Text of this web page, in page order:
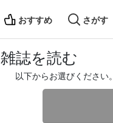
おすすめ さがす
雑誌を読む
以下からお選びください。